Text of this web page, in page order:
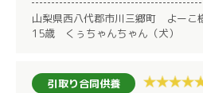
山梨県西八代郡市川三郷町 よーこ
15歳 くぅちゃんちゃん（犬）
引取り合同供養